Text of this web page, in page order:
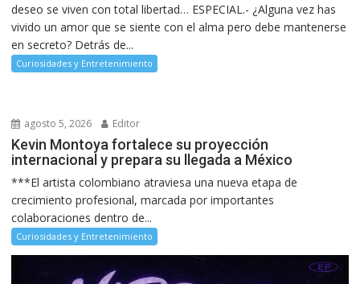
deseo se viven con total libertad… ESPECIAL.- ¿Alguna vez has
vivido un amor que se siente con el alma pero debe mantenerse
en secreto? Detrás de...
Curiosidades y Entretenimiento
agosto 5, 2026 Editor
Kevin Montoya fortalece su proyección
internacional y prepara su llegada a México
***El artista colombiano atraviesa una nueva etapa de
crecimiento profesional, marcada por importantes
colaboraciones dentro de...
Curiosidades y Entretenimiento